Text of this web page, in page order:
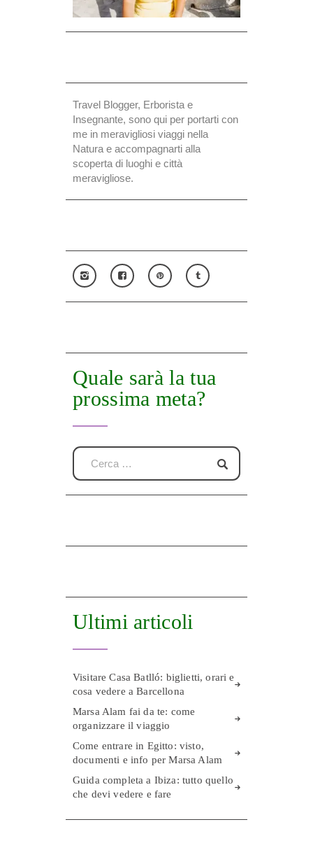
Travel Blogger, Erborista e
Insegnante, sono qui per portarti con
me in meravigliosi viaggi nella
Natura e accompagnarti alla
scoperta di luoghi e città
meravigliose.
Quale sarà la tua
prossima meta?
Ultimi articoli
Visitare Casa Batlló: biglietti, orari e
cosa vedere a Barcellona
Marsa Alam fai da te: come
organizzare il viaggio
Come entrare in Egitto: visto,
documenti e info per Marsa Alam
Guida completa a Ibiza: tutto quello
che devi vedere e fare